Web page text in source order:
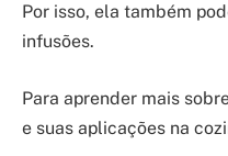
Por isso, ela também
infusões.
Para aprender mais
e suas aplicações na